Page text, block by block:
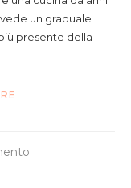
un graduale
presente della